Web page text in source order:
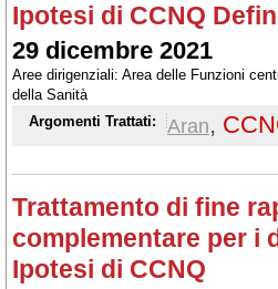
Ipotesi di CCNQ
29 dicembre 2021
Aree dirigenziali: Area delle Funzioni
della Sanità
Argomenti Trattati:
Aran,
Trattamento di fine
complementare per i
Ipotesi di CCNQ